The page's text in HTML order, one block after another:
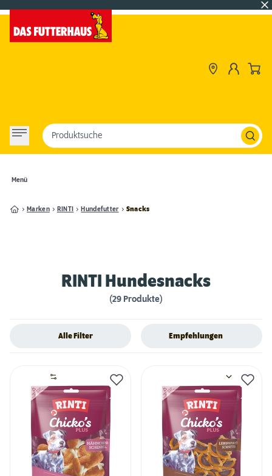
Menü
Produktsuche
Marken RINTI Hundefutter Snacks
RINTI Hundesnacks
(29 Produkte)
Alle Filter Empfehlungen